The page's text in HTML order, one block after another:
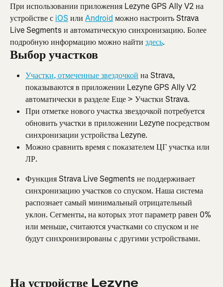
При использовании приложения Lezyne GPS Ally V2 на
устройстве с iOS или Android можно настроить Strava
Live Segments и автоматическую синхронизацию. Более
подробную информацию можно найти здесь.
Выбор участков
Участки, отмеченные звездочкой на Strava,
показываются в приложении Lezyne GPS Ally V2
автоматически в разделе Еще > Участки Strava.
При отметке нового участка звездочкой потребуется
обновить участки в приложении Lezyne посредством
синхронизации устройства Lezyne.
Можно сравнить время с показателем ЦГ участка или
ЛР.
Функция Strava Live Segments не поддерживает
синхронизацию участков со спуском. Наша система
распознает самый минимальный отрицательный
уклон. Сегменты, на которых этот параметр равен 0%
или меньше, считаются участками со спуском и не
будут синхронизированы с другими устройствами.
На устройстве Lezyne